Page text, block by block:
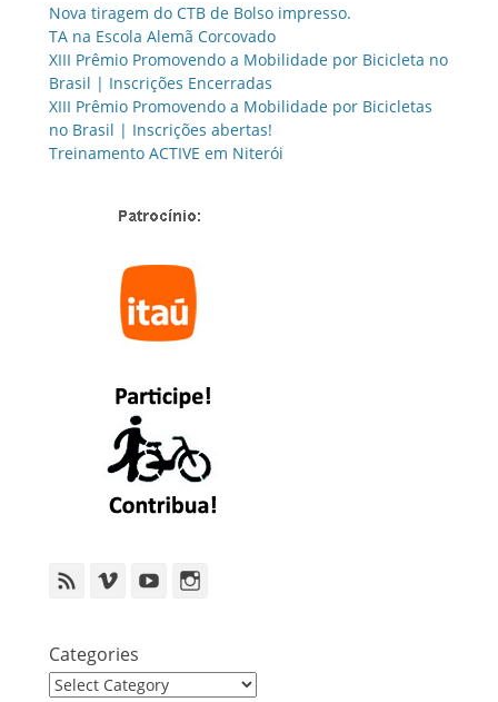
Nova tiragem do CTB de Bolso impresso.
TA na Escola Alemã Corcovado
XIII Prêmio Promovendo a Mobilidade por Bicicleta no
Brasil | Inscrições Encerradas
XIII Prêmio Promovendo a Mobilidade por Bicicletas
no Brasil | Inscrições abertas!
Treinamento ACTIVE em Niterói
Feed VimeoYouTube
Categories
Categories